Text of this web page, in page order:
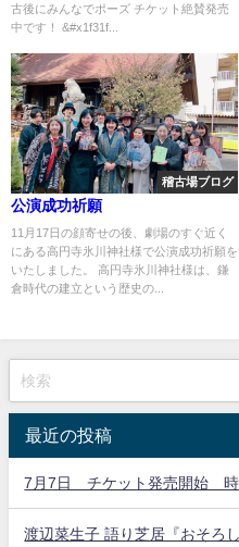
古後にみんなでポーズ チケット絶賛発売
中です！ &#x1f31f...
稽古場ブログ
公演成功祈願
11月17日の顔寄せの後、劇場のすぐ近く
にある高円寺氷川神社様で公演成功祈願を
いたしました。 高円寺氷川神社様は、鎌
倉時代の建立という歴史の...
最近の投稿
7月7日 チケット発売開始 時
渡辺菜生子 語り芝居『おそろし